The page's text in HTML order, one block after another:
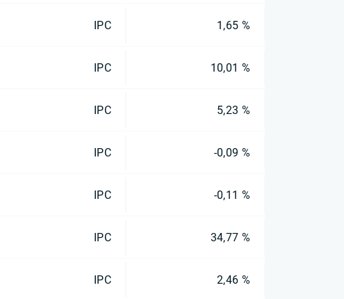
IPC 1,65 %
IPC 10,01 %
IPC 5,23 %
IPC -0,09 %
IPC -0,11 %
IPC 34,77 %
IPC 2,46 %